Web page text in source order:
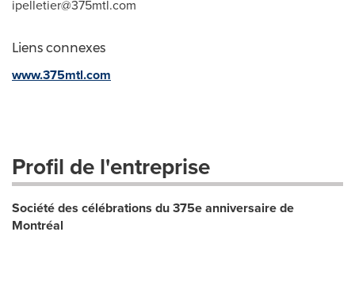
ipelletier@375mtl.com
Liens connexes
www.375mtl.com
Profil de l'entreprise
Société des célébrations du 375e anniversaire de
Montréal